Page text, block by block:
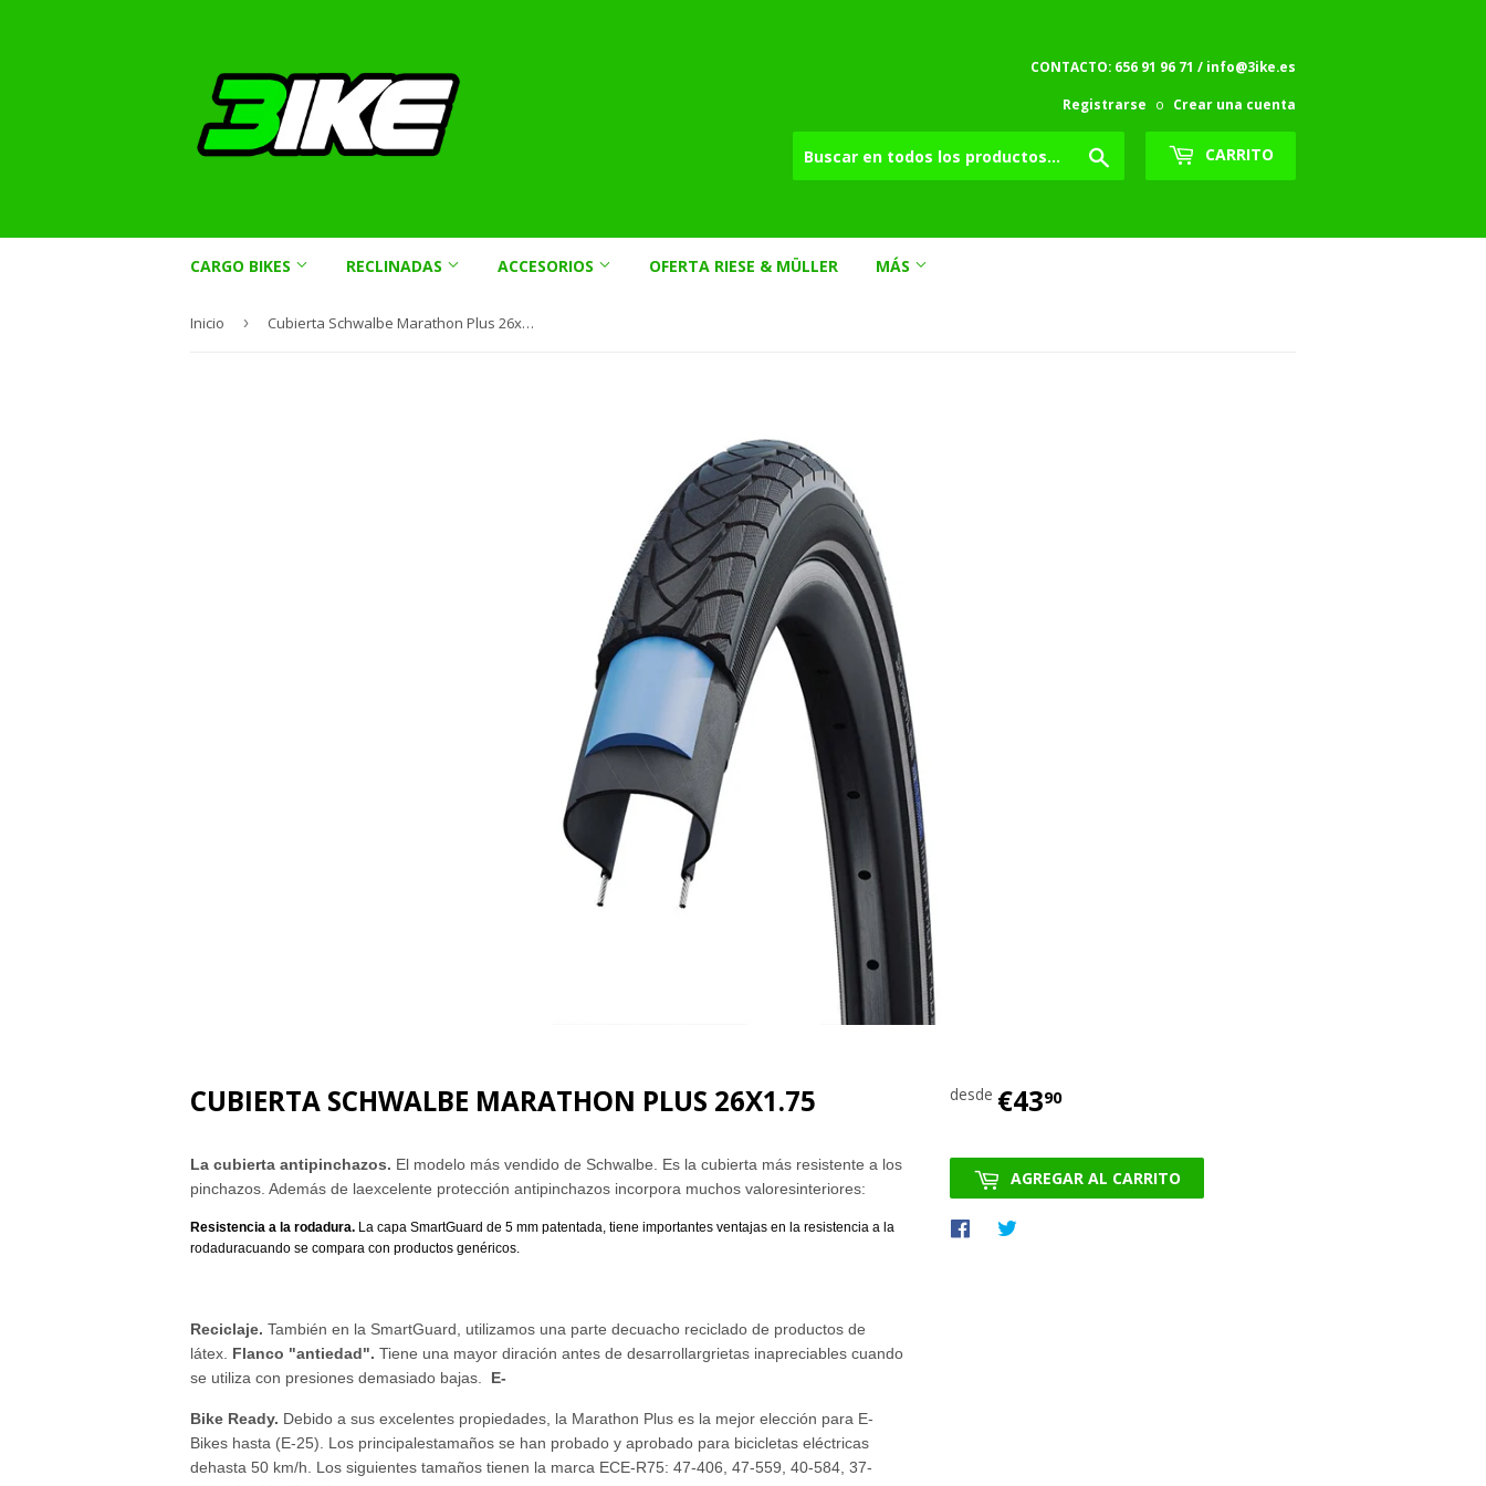
CONTACTO: 656 91 96 71 / info@3ike.es
Registrarse o Crear una cuenta
CARRITO
CARGO BIKES RECLINADAS ACCESORIOS OFERTA RIESE & MÜLLER MÁS
Inicio › Cubierta Schwalbe Marathon Plus 26x1.75
CUBIERTA SCHWALBE MARATHON PLUS 26X1.75
La cubierta antipinchazos. El modelo más vendido de Schwalbe. Es la cubierta más resistente a los
pinchazos. Además de laexcelente protección antipinchazos incorpora muchos valoresinteriores:
Resistencia a la rodadura. La capa SmartGuard de 5 mm patentada, tiene importantes ventajas en la resistencia a la
rodaduracuando se compara con productos genéricos.
Reciclaje. También en la SmartGuard, utilizamos una parte decuacho reciclado de productos de
látex. Flanco "antiedad". Tiene una mayor diración antes de desarrollargrietas inapreciables cuando
se utiliza con presiones demasiado bajas.
E-
Bike Ready. Debido a sus excelentes propiedades, la Marathon Plus es la mejor elección para E-
Bikes hasta (E-25). Los principalestamaños se han probado y aprobado para bicicletas eléctricas
dehasta 50 km/h. Los siguientes tamaños tienen la marca ECE-R75: 47-406, 47-559, 40-584, 37-
desde €4390€43.90
AGREGAR AL CARRITO
Compartir